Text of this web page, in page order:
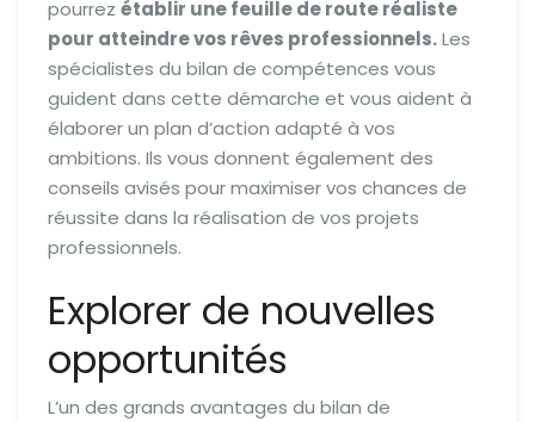
pourrez établir une feuille de route réaliste
pour atteindre vos rêves professionnels.Les
spécialistes du bilan de compétences vous
guident dans cette démarche et vous aident à
élaborer un plan d’action adapté à vos
ambitions. Ils vous donnent également des
conseils avisés pour maximiser vos chances de
réussite dans la réalisation de vos projets
professionnels.
Explorer de nouvelles
opportunités
L’un des grands avantages du bilan de